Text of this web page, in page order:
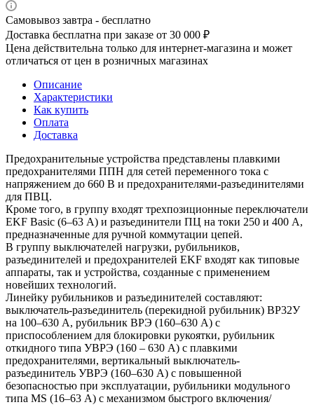
Самовывоз завтра - бесплатно
Доставка бесплатна при заказе от 30 000 ₽
Цена действительна только для интернет-магазина и может
отличаться от цен в розничных магазинах
Описание
Характеристики
Как купить
Оплата
Доставка
Предохранительные устройства представлены плавкими
предохранителями ППН для сетей переменного тока с
напряжением до 660 В и предохранителями-разъединителями
для ПВЦ.
Кроме того, в группу входят трехпозиционные переключатели
EKF Basic (6–63 А) и разъединители ПЦ на токи 250 и 400 А,
предназначенные для ручной коммутации цепей.
В группу выключателей нагрузки, рубильников,
разъединителей и предохранителей EKF входят как типовые
аппараты, так и устройства, созданные с применением
новейших технологий.
Линейку рубильников и разъединителей составляют:
выключатель-разъединитель (перекидной рубильник) ВР32У
на 100–630 А, рубильник ВРЭ (160–630 А) с
приспособлением для блокировки рукоятки, рубильник
откидного типа УВРЭ (160 – 630 А) с плавкими
предохранителями, вертикальный выключатель-
разъединитель УВРЭ (160–630 А) с повышенной
безопасностью при эксплуатации, рубильники модульного
типа MS (16–63 А) с механизмом быстрого включения/